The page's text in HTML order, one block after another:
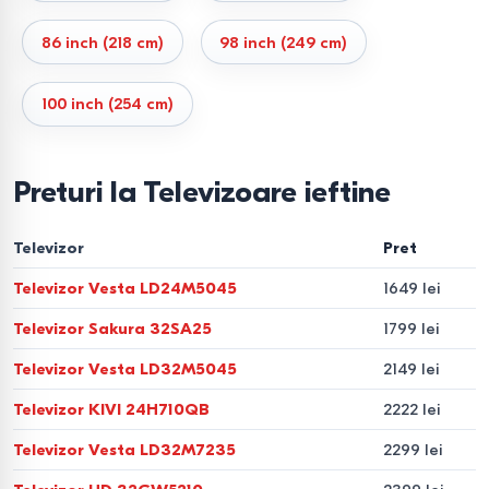
Mini-LED Ridicat
Foarte
ridicată
Excelent
Perfect
Rezoluția și diagonala: cum
alegi corect
4K este standardul optimpentru majoritatea
utilizatorilor. Rezoluția 8K nu oferă beneficii reale în lipsa
conținutului, iar Full HD rămâne relevant doar pentru
diagonale mici.
32–43″ — distanță până la 2 m
65″ — 2,5–3 m
86 inch (218 cm) 98 inch (249 cm)
100 inch (254 cm)
Preturi la Televizoare ieftine
Televizor Pret
Televizor Vesta LD24M5045 1649 lei
Televizor Sakura 32SA25 1799 lei
Televizor Vesta LD32M5045 2149 lei
Televizor KIVI 24H710QB 2222 lei
Televizor Vesta LD32M7235 2299 lei